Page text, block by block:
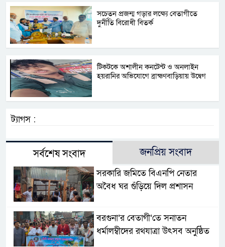
সচেতন প্রজন্ম গড়ার লক্ষ্যে বেতাগীতে
দুর্নীতি বিরোধী বিতর্ক
টিকটকে অশালীন কনটেন্ট ও অনলাইন
হয়রানির অভিযোগে ব্রাহ্মণবাড়িয়ায় উদ্বেগ
ট্যাগস :
সর্বশেষ সংবাদ জনপ্রিয় সংবাদ
সরকারি জমিতে বিএনপি নেতার
অবৈধ ঘর গুঁড়িয়ে দিল প্রশাসন
বরগুনা’র বেতাগী’তে সনাতন
ধর্মালম্বীদের রথযাত্রা উৎসব অনুষ্ঠিত